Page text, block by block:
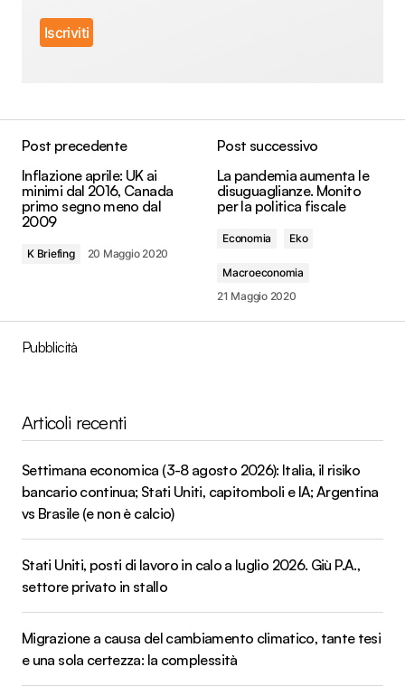
Post precedente
Inflazione aprile: UK ai
minimi dal 2016, Canada
primo segno meno dal
2009
K Briefing 20 Maggio 2020
Post successivo
La pandemia aumenta le
disuguaglianze. Monito
per la politica fiscale
Economia Eko
Macroeconomia
21 Maggio 2020
Pubblicità
Articoli recenti
Settimana economica (3-8 agosto 2026): Italia, il risiko
bancario continua; Stati Uniti, capitomboli e IA; Argentina
vs Brasile (e non è calcio)
Stati Uniti, posti di lavoro in calo a luglio 2026. Giù P.A.,
settore privato in stallo
Migrazione a causa del cambiamento climatico, tante tesi
e una sola certezza: la complessità